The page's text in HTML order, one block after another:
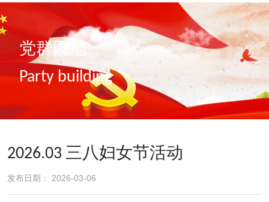
党群园地
Party building
2026.03 三八妇女节活动
发布日期： 2026-03-06